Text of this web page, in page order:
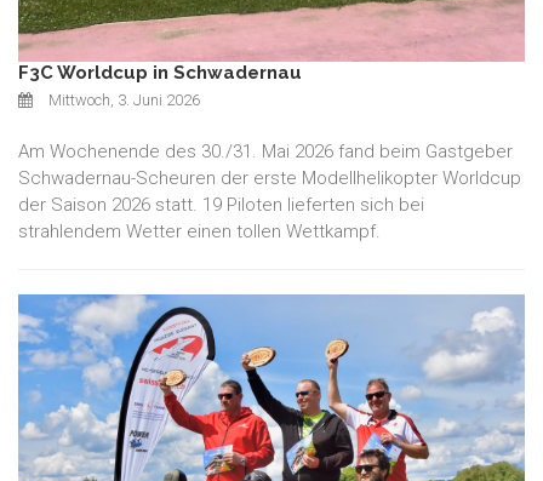
F3C Worldcup in Schwadernau
Mittwoch, 3. Juni 2026
Am Wochenende des 30./31. Mai 2026 fand beim Gastgeber
Schwadernau-Scheuren der erste Modellhelikopter Worldcup
der Saison 2026 statt. 19 Piloten lieferten sich bei
strahlendem Wetter einen tollen Wettkampf.